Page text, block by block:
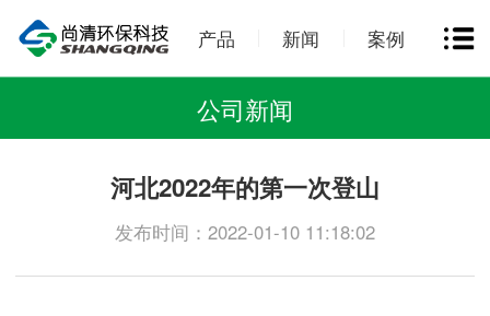
产品 新闻 案例
公司新闻
河北2022年的第一次登山
发布时间：2022-01-10 11:18:02